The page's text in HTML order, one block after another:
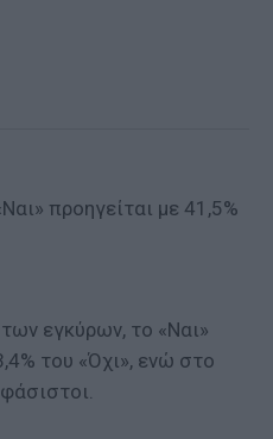
προηγείται με 41,5%
εγκύρων, το «Ναι»
του «Όχι», ενώ στο